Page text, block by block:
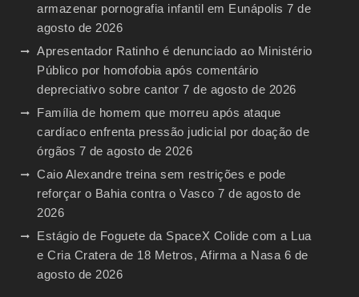
armazenar pornografia infantil em Eunápolis 7 de
agosto de 2026
Apresentador Ratinho é denunciado ao Ministério
Público por homofobia após comentário
depreciativo sobre cantor 7 de agosto de 2026
Família de homem que morreu após ataque
cardíaco enfrenta pressão judicial por doação de
órgãos 7 de agosto de 2026
Caio Alexandre treina sem restrições e pode
reforçar o Bahia contra o Vasco 7 de agosto de
2026
Estágio de Foguete da SpaceX Colide com a Lua
e Cria Cratera de 18 Metros, Afirma a Nasa 6 de
agosto de 2026